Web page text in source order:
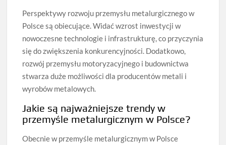
Perspektywy rozwoju przemysłu metalurgicznego w
Polsce są obiecujące. Widać wzrost inwestycji w
nowoczesne technologie i infrastrukturę, co przyczynia
się do zwiększenia konkurencyjności. Dodatkowo,
rozwój przemysłu motoryzacyjnego i budownictwa
stwarza duże możliwości dla producentów metali i
wyrobów metalowych.
Jakie są najważniejsze trendy w
przemyśle metalurgicznym w Polsce?
Obecnie w przemyśle metalurgicznym w Polsce